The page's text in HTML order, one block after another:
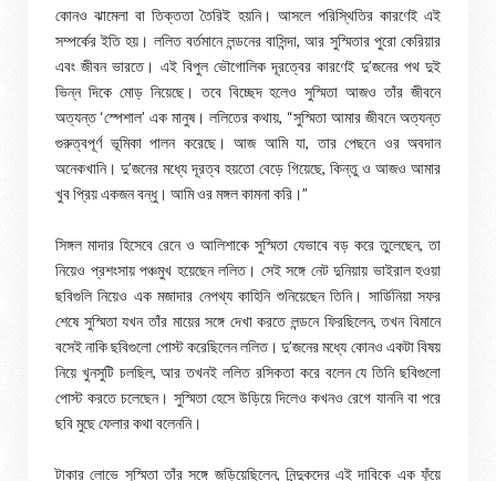
কোনও ঝামেলা বা তিক্ততা তৈরিই হয়নি। আসলে পরিস্থিতির কারণেই এই
সম্পর্কের ইতি হয়। ললিত বর্তমানে লন্ডনের বাসিন্দা, আর সুস্মিতার পুরো কেরিয়ার
এবং জীবন ভারতে। এই বিপুল ভৌগোলিক দূরত্বের কারণেই দু’জনের পথ দুই
ভিন্ন দিকে মোড় নিয়েছে। তবে বিচ্ছেদ হলেও সুস্মিতা আজও তাঁর জীবনে
অত্যন্ত ‘স্পেশাল’ এক মানুষ। ললিতের কথায়, “সুস্মিতা আমার জীবনে অত্যন্ত
গুরুত্বপূর্ণ ভূমিকা পালন করেছে। আজ আমি যা, তার পেছনে ওর অবদান
অনেকখানি। দু’জনের মধ্যে দূরত্ব হয়তো বেড়ে গিয়েছে, কিন্তু ও আজও আমার
খুব প্রিয় একজন বন্ধু। আমি ওর মঙ্গল কামনা করি।”
সিঙ্গল মাদার হিসেবে রেনে ও আলিশাকে সুস্মিতা যেভাবে বড় করে তুলেছেন, তা
নিয়েও প্রশংসায় পঞ্চমুখ হয়েছেন ললিত। সেই সঙ্গে নেট দুনিয়ায় ভাইরাল হওয়া
ছবিগুলি নিয়েও এক মজাদার নেপথ্য কাহিনি শুনিয়েছেন তিনি। সার্ডিনিয়া সফর
শেষে সুস্মিতা যখন তাঁর মায়ের সঙ্গে দেখা করতে লন্ডনে ফিরছিলেন, তখন বিমানে
বসেই নাকি ছবিগুলো পোস্ট করেছিলেন ললিত। দু’জনের মধ্যে কোনও একটা বিষয়
নিয়ে খুনসুটি চলছিল, আর তখনই ললিত রসিকতা করে বলেন যে তিনি ছবিগুলো
পোস্ট করতে চলেছেন। সুস্মিতা হেসে উড়িয়ে দিলেও কখনও রেগে যাননি বা পরে
ছবি মুছে ফেলার কথা বলেননি।
টাকার লোভে সুস্মিতা তাঁর সঙ্গে জড়িয়েছিলেন, নিন্দুকদের এই দাবিকে এক ফুঁয়ে